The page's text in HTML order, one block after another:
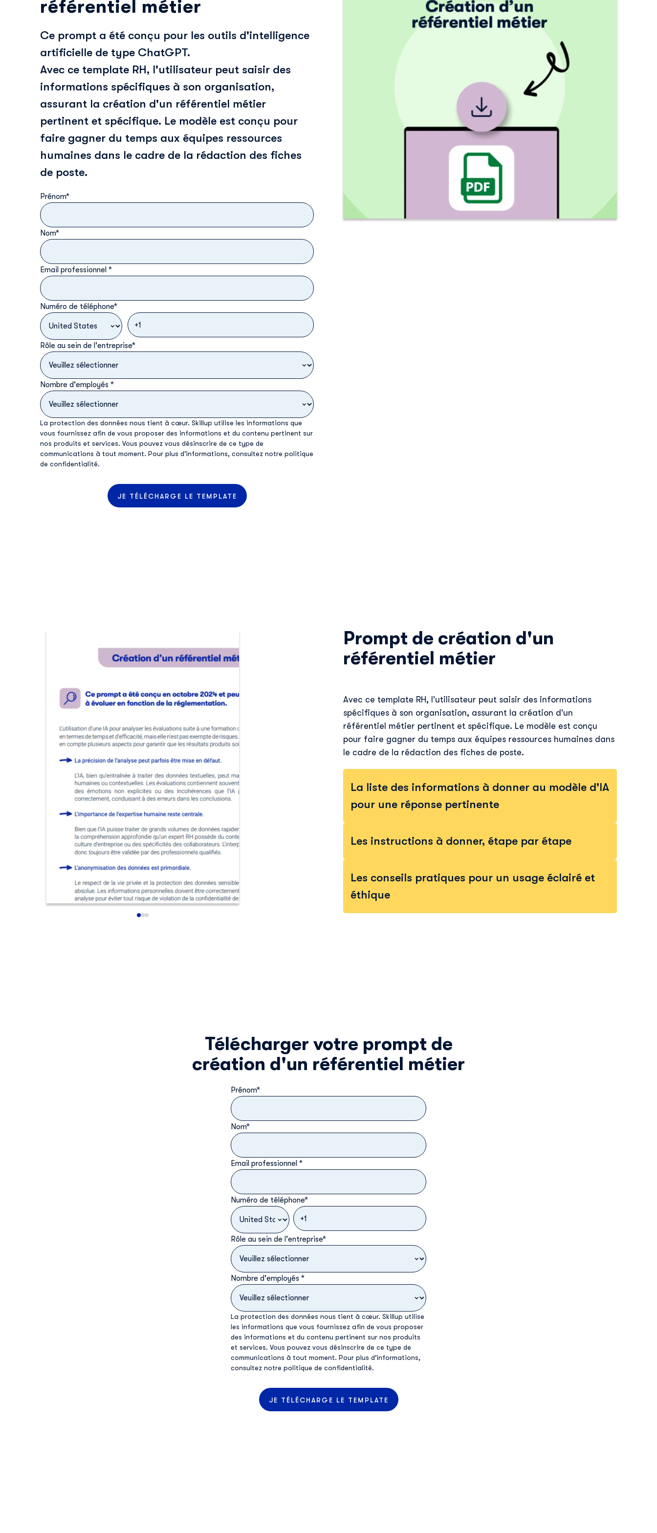
Nom
E-mail professionnel
Skillup utilise vos informations pour vous fournir du
contenu pertinent sur nos produits et services. Vous
politique de confidentialité.
référentiel métier
Ce prompt a été conçu pour les outils d'intelligence
artificielle de type ChatGPT.
Avec ce template RH, l'utilisateur peut saisir des
informations spécifiques à son organisation,
assurant la création d'un référentiel métier
pertinent et spécifique. Le modèle est conçu pour
faire gagner du temps aux équipes ressources
humaines dans le cadre de la rédaction des fiches
de poste.
Prénom*
Nom*
Email professionnel *
Numéro de téléphone*
Rôle au sein de l'entreprise*
Nombre d'employés *
La protection des données nous tient à cœur. Skillup utilise les informations que
vous fournissez afin de vous proposer des informations et du contenu pertinent sur
nos produits et services. Vous pouvez vous désinscrire de ce type de
communications à tout moment. Pour plus d'informations, consultez notre politique
de confidentialité.
Prompt de création d'un
référentiel métier
Avec ce template RH, l'utilisateur peut saisir des informations
spécifiques à son organisation, assurant la création d'un
référentiel métier pertinent et spécifique. Le modèle est conçu
pour faire gagner du temps aux équipes ressources humaines dans
le cadre de la rédaction des fiches de poste.
La liste des informations à donner au modèle d'IA
pour une réponse pertinente
Les instructions à donner, étape par étape
Les conseils pratiques pour un usage éclairé et
éthique
Télécharger votre prompt de
création d'un référentiel métier
Prénom*
Nom*
Email professionnel *
Numéro de téléphone*
Rôle au sein de l'entreprise*
Nombre d'employés *
La protection des données nous tient à cœur. Skillup utilise
les informations que vous fournissez afin de vous proposer
des informations et du contenu pertinent sur nos produits
et services. Vous pouvez vous désinscrire de ce type de
communications à tout moment. Pour plus d'informations,
consultez notre politique de confidentialité.